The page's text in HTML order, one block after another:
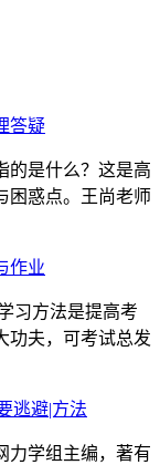
答疑
的是什么？这是高
困惑点。王尚老师
作业
习方法是提高考
功夫，可考试总发
逃避|方法
力学组主编，著有